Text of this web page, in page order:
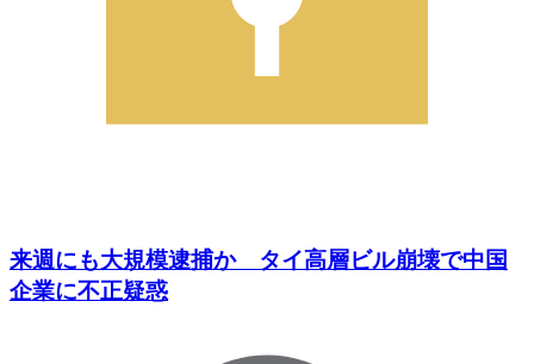
来週にも大規模逮捕か タイ高層ビル崩壊で中国
企業に不正疑惑